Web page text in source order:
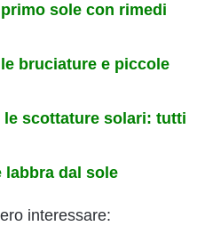
sole con rimedi
bruciature e piccole
scottature solari: tutti
labbra dal sole
interessare: